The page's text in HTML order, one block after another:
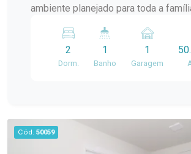
ambiente planejado para toda a
oferece a comodidade de entrar e
contar com uma infraestrutura
e segurança que proporciona mais
facilitando o acesso a
serviços, comércio e demais
2
Dorm.
1
Banho
1
Garagem
Cód. 50059